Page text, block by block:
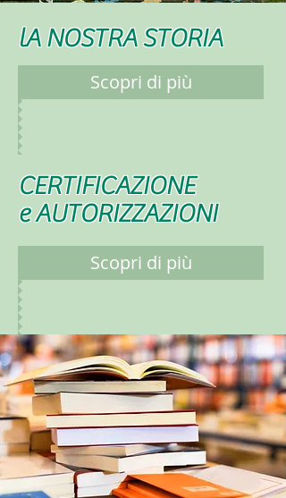
lA NOSTRA STORIA
Scopri di più
CERTIFICAZIONE
e AUTORIZZAZIONI
Scopri di più